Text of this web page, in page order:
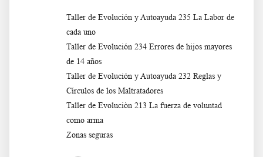
Taller de Evolución y Autoayuda 235 La Labor de
cada uno
Taller de Evolución 234 Errores de hijos mayores
de 14 años
Taller de Evolución y Autoayuda 232 Reglas y
Círculos de los Maltratadores
Taller de Evoluciòn 213 La fuerza de voluntad
como arma
Zonas seguras